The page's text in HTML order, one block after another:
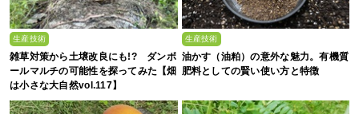
生産技術
雑草対策から土壌改良にも!? ダンボ
ールマルチの可能性を探ってみた【畑
は小さな大自然vol.117】
生産技術
油かす（油粕）の意外な魅力。有機質
肥料としての賢い使い方と特徴